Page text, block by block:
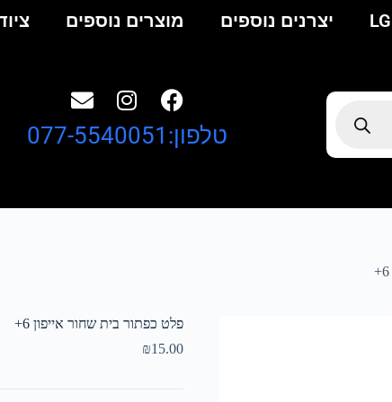
LG יצרנים נוספים מוצרים נוספים
טלפון:077-5540051
פלט כפתור בית שחור אייפון 6+
₪15.00